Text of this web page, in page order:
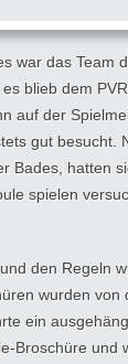
war das Team
blieb dem
auf der
gut besucht.
Bades, hatten
spielen
den Regeln
wurden
ein
Broschüre und